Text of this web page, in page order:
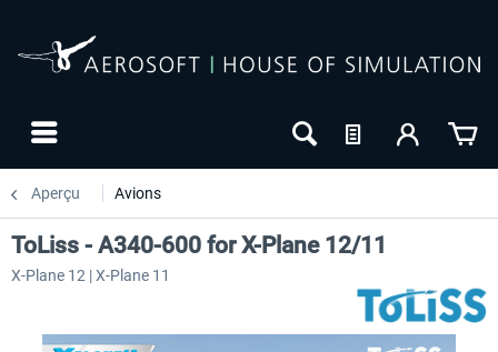
Aperçu Avions
ToLiss - A340-600 for X-Plane 12/11
X-Plane 12 | X-Plane 11